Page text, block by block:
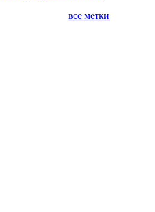
все метки